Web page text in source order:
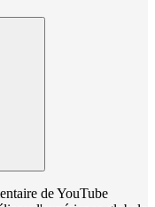
de YouTube